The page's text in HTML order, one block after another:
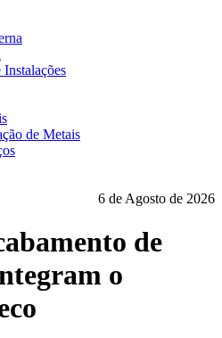
Instalações
de Metais
6 de Agosto de 2026
de
o